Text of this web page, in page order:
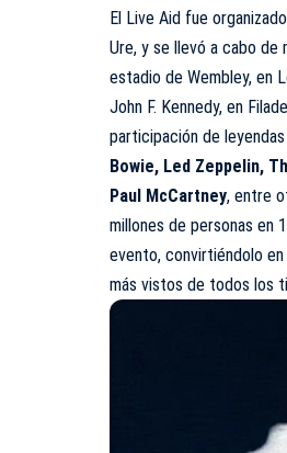
El Live Aid fue
Ure, y se llevó a cabo de
estadio de Wembley, en
John F. Kennedy, en
participación de
Bowie, Led Zeppelin,
Paul McCartney, entre
millones de personas en
evento, convirtiéndolo
más vistos de todos los